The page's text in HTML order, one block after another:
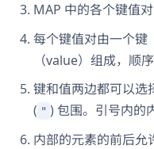
MAP 中的各个键值
每个键值对由一个键
（value）组成，顺
键和值两边都可以选
( " ) 包围。引号内的
内部的元素的前后允